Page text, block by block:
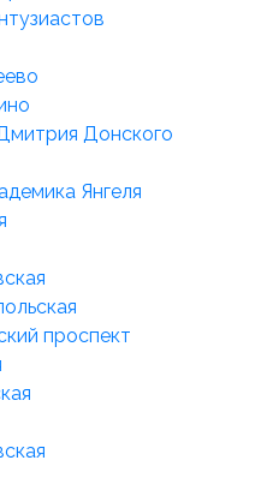
Донского
Янгеля
проспект